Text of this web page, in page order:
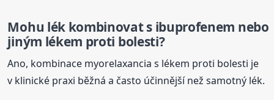
Mohu lék kombinovat s ibuprofenem nebo
jiným lékem proti bolesti?
Ano, kombinace myorelaxancia s lékem proti bolesti je
v klinické praxi běžná a často účinnější než samotný lék.